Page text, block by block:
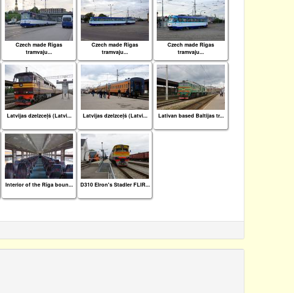
Czech made Rīgas
tramvaju...
Czech made Rīgas
tramvaju...
Czech made Rīgas
tramvaju...
Latvijas dzelzceļš (Latvi... Latvijas dzelzceļš (Latvi... Lativan based Baltijas tr...
Interior of the Rīga boun... D310 Elron's Stadler FLIR...